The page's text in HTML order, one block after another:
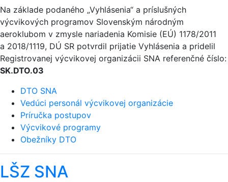
Na základe podaného „Vyhlásenia“ a príslušných
výcvikových programov Slovenským národným
aeroklubom v zmysle nariadenia Komisie (EÚ) 1178/2011
a 2018/1119, DÚ SR potvrdil prijatie Vyhlásenia a pridelil
Registrovanej výcvikovej organizácii SNA referenčné číslo:
SK.DTO.03
DTO SNA
Vedúci personál výcvikovej organizácie
Príručka postupov
Výcvikové programy
Obežníky DTO
LŠZ SNA